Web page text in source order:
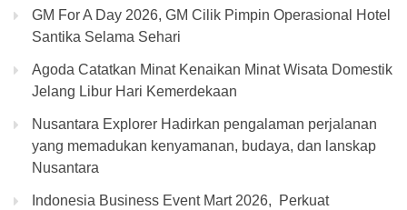
GM For A Day 2026, GM Cilik Pimpin Operasional Hotel
Santika Selama Sehari
Agoda Catatkan Minat Kenaikan Minat Wisata Domestik
Jelang Libur Hari Kemerdekaan
Nusantara Explorer Hadirkan pengalaman perjalanan
yang memadukan kenyamanan, budaya, dan lanskap
Nusantara
Indonesia Business Event Mart 2026, Perkuat